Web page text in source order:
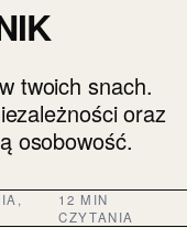
twoich snach.
oraz
osobowość.
12 MIN
CZYTANIA